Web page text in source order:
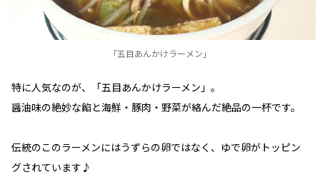
「五目あんかけラーメン」
特に人気なのが、「五目あんかけラーメン」。
醤油味の絶妙な餡と海鮮・豚肉・野菜が絡んだ絶品の一杯です。
伝統のこのラーメンにはうずらの卵ではなく、ゆで卵がトッピン
グされています♪